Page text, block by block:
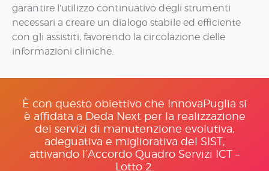
garantire l’utilizzo continuativo degli strumenti
necessari a creare un dialogo stabile ed efficiente
con gli assistiti, favorendo la circolazione delle
informazioni cliniche.
È con questo obiettivo che InnovaPuglia si
è affidata a Deda Next per la realizzazione
dei servizi di manutenzione evolutiva,
adeguativa e migliorativa del SIST,
attivando l’Accordo Quadro Servizi ICT –
Lotto 2.